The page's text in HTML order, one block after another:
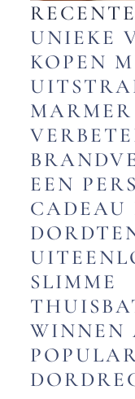
UNIEKE
KOPEN
MARMER
EEN
CADEAU
SLIMME
WINNEN